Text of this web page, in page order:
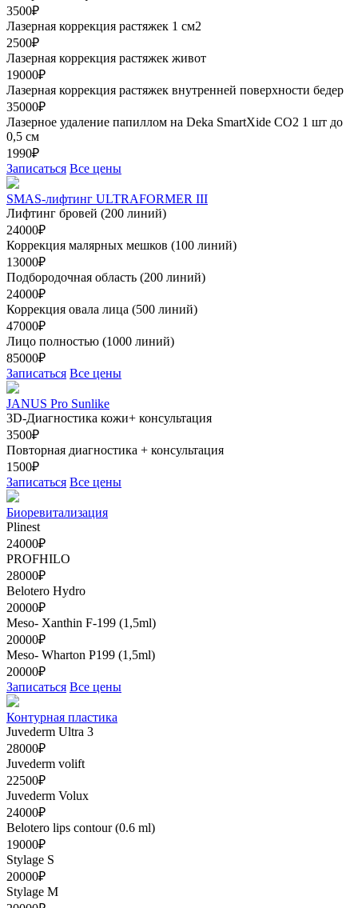
3500₽
Лазерная коррекция растяжек 1 см2
2500₽
Лазерная коррекция растяжек живот
19000₽
Лазерная коррекция растяжек внутренней поверхности бедер
35000₽
Лазерное удаление папиллом на Deka SmartXide CO2 1 шт до
0,5 см
1990₽
Записаться Все цены
SMAS-лифтинг ULTRAFORMER III
Лифтинг бровей (200 линий)
24000₽
Коррекция малярных мешков (100 линий)
13000₽
Подбородочная область (200 линий)
24000₽
Коррекция овала лица (500 линий)
47000₽
Лицо полностью (1000 линий)
85000₽
Записаться Все цены
JANUS Pro Sunlike
3D-Диагностика кожи+ консультация
3500₽
Повторная диагностика + консультация
1500₽
Записаться Все цены
Биоревитализация
Plinest
24000₽
PROFHILO
28000₽
Belotero Hydro
20000₽
Meso- Xanthin F-199 (1,5ml)
20000₽
Meso- Wharton Р199 (1,5ml)
20000₽
Записаться Все цены
Контурная пластика
Juvederm Ultra 3
28000₽
Juvederm volift
22500₽
Juvederm Volux
24000₽
Belotero lips contour (0.6 ml)
19000₽
Stylage S
20000₽
Stylage M